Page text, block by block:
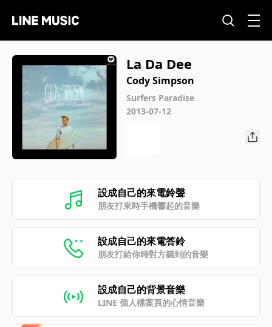
La Da Dee
Cody Simpson
Surfers Paradise
2013-07-12
設成自己的來電鈴聲
朋友打來時手機響起的音樂
設成自己的來電答鈴
朋友打給你時對方聽到的音樂
設成自己的背景音樂
LINE 個人檔案頁的心情音樂